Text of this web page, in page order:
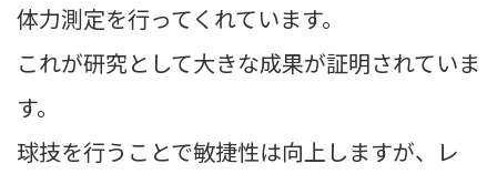
体力測定を行ってくれています。
これが研究として大きな成果が証明されていま
す。
球技を行うことで敏捷性は向上しますが、レ